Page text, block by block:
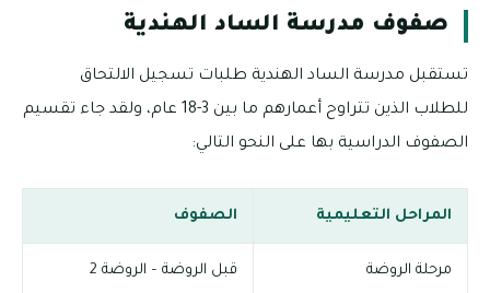
صفوف مدرسة الساد الهندية
تستقبل مدرسة الساد الهندية طلبات تسجيل الالتحاق
للطلاب الذين تتراوح أعمارهم ما بين 3-18 عام، ولقد جاء تقسيم
الصفوف الدراسية بها على النحو التالي:
المراحل التعليمية الصفوف
مرحلة الروضة قبل الروضة – الروضة 2